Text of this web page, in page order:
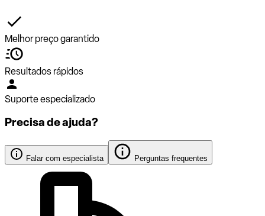
Melhor preço garantido
Resultados rápidos
Suporte especializado
Precisa de ajuda?
Falar com especialista Perguntas frequentes